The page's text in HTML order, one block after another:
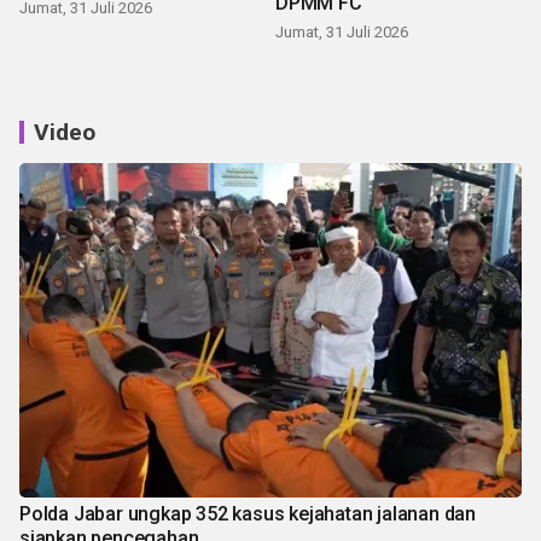
Jumat, 31 Juli 2026
Jumat, 31 Juli 2026
Video
Polda Jabar ungkap 352 kasus kejahatan jalanan dan